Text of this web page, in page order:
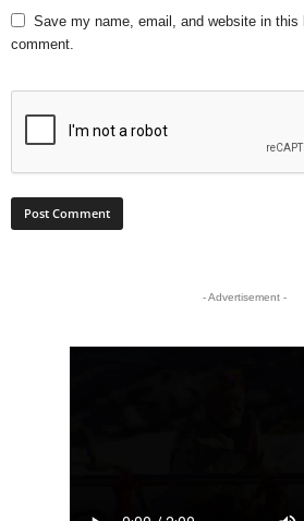
Save my name, email, and website in this
comment.
- Advertisement -